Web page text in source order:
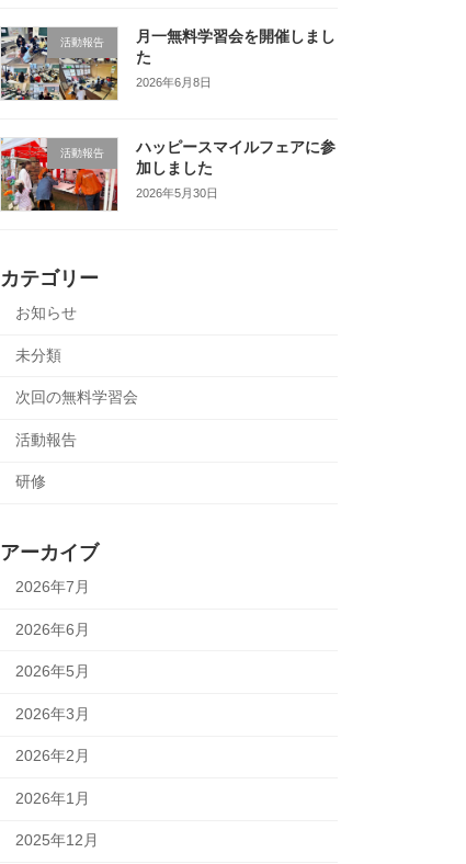
活動報告
月一無料学習会を開催しまし
た
2026年6月8日
活動報告
ハッピースマイルフェアに参
加しました
2026年5月30日
カテゴリー
お知らせ
未分類
次回の無料学習会
活動報告
研修
アーカイブ
2026年7月
2026年6月
2026年5月
2026年3月
2026年2月
2026年1月
2025年12月